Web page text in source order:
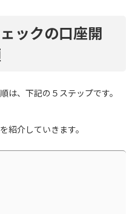
ックの口座開
は、下記の５ステップです。
紹介していきます。